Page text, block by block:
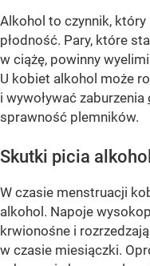
Alkohol to czynnik,
płodność. Pary, które
w ciążę, powinny
U kobiet alkohol może
i wywoływać zaburzenia
sprawność plemników.
Skutki picia
W czasie menstruacji
alkohol. Napoje
krwionośne i
w czasie miesiączki.